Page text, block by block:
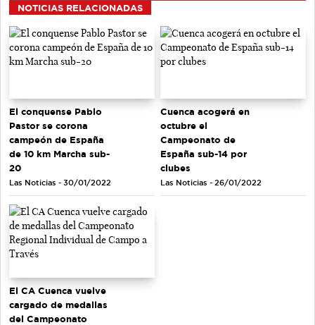
NOTICIAS RELACIONADAS
El conquense Pablo
Pastor se corona
campeón de España
de 10 km Marcha sub-
20
Las Noticias - 30/01/2022
Cuenca acogerá en
octubre el
Campeonato de
España sub-14 por
clubes
Las Noticias - 26/01/2022
El CA Cuenca vuelve
cargado de medallas
del Campeonato